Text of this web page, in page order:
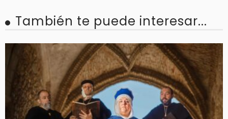
También te puede interesar...